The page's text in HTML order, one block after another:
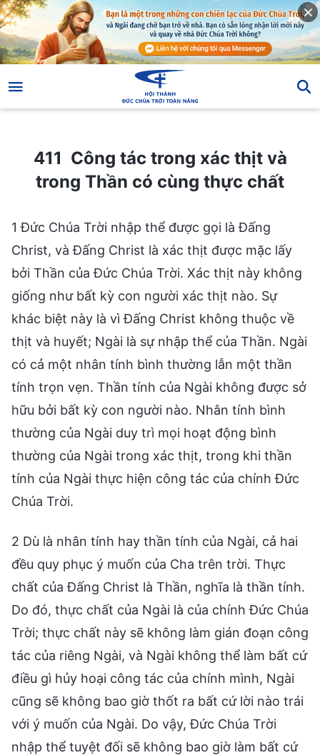
411 Công tác trong xác thịt và
trong Thần có cùng thực chất
1 Đức Chúa Trời nhập thể được gọi là Đấng
Christ, và Đấng Christ là xác thịt được mặc lấy
bởi Thần của Đức Chúa Trời. Xác thịt này không
giống như bất kỳ con người xác thịt nào. Sự
khác biệt này là vì Đấng Christ không thuộc về
thịt và huyết; Ngài là sự nhập thể của Thần. Ngài
có cả một nhân tính bình thường lẫn một thần
tính trọn vẹn. Thần tính của Ngài không được sở
hữu bởi bất kỳ con người nào. Nhân tính bình
thường của Ngài duy trì mọi hoạt động bình
thường của Ngài trong xác thịt, trong khi thần
tính của Ngài thực hiện công tác của chính Đức
Chúa Trời.
2 Dù là nhân tính hay thần tính của Ngài, cả hai
đều quy phục ý muốn của Cha trên trời. Thực
chất của Đấng Christ là Thần, nghĩa là thần tính.
Do đó, thực chất của Ngài là của chính Đức Chúa
Trời; thực chất này sẽ không làm gián đoạn công
tác của riêng Ngài, và Ngài không thể làm bất cứ
điều gì hủy hoại công tác của chính mình, Ngài
cũng sẽ không bao giờ thốt ra bất cứ lời nào trái
với ý muốn của Ngài. Do vậy, Đức Chúa Trời
nhập thể tuyệt đối sẽ không bao giờ làm bất cứ